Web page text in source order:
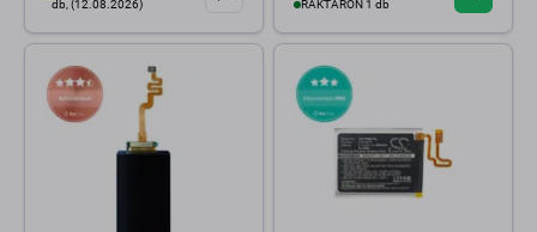
db, (12.08.2026)
RAKTÁRON 1 db